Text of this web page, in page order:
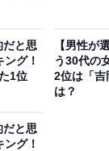
だと思
グ！
1位
【男性が
う30代の
2位は「吉
は？
だと思
グ！